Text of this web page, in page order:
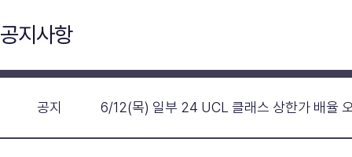
공지사항
공지 6/12(목) 일부 24 UCL 클래스 상한가 배율